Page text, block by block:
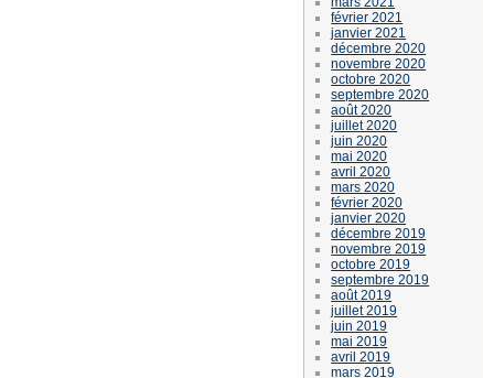
février 2021
janvier 2021
décembre 2020
novembre 2020
octobre 2020
septembre 2020
août 2020
juillet 2020
juin 2020
mai 2020
avril 2020
mars 2020
février 2020
janvier 2020
décembre 2019
novembre 2019
octobre 2019
septembre 2019
août 2019
juillet 2019
juin 2019
mai 2019
avril 2019
mars 2019